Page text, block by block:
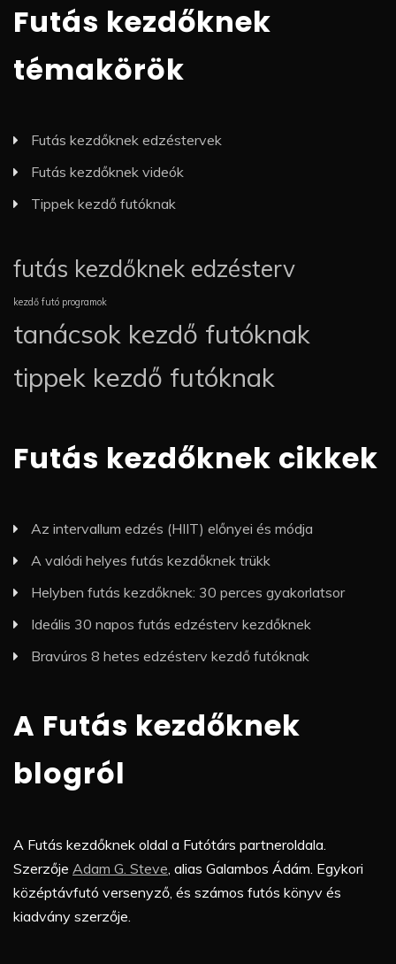
Futás kezdőknek
témakörök
Futás kezdőknek edzéstervek
Futás kezdőknek videók
Tippek kezdő futóknak
futás kezdőknek edzésterv
kezdő futó programok
tanácsok kezdő futóknak
tippek kezdő futóknak
Futás kezdőknek cikkek
Az intervallum edzés (HIIT) előnyei és módja
A valódi helyes futás kezdőknek trükk
Helyben futás kezdőknek: 30 perces gyakorlatsor
Ideális 30 napos futás edzésterv kezdőknek
Bravúros 8 hetes edzésterv kezdő futóknak
A Futás kezdőknek
blogról
A Futás kezdőknek oldal a Futótárs partneroldala.
Szerzője Adam G. Steve , alias Galambos Ádám. Egykori
középtávfutó versenyző, és számos futós könyv és
kiadvány szerzője.